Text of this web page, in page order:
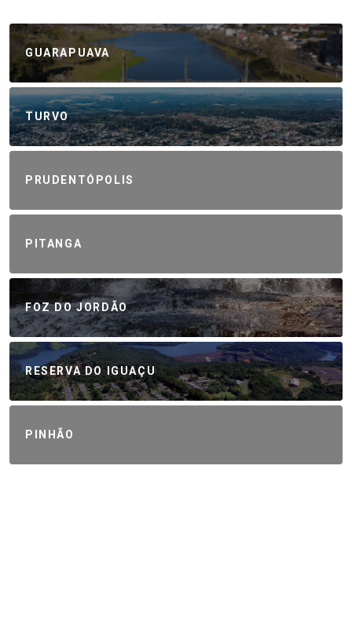
GUARAPUAVA
TURVO
PRUDENTÓPOLIS
PITANGA
FOZ DO JORDÃO
RESERVA DO IGUAÇU
PINHÃO